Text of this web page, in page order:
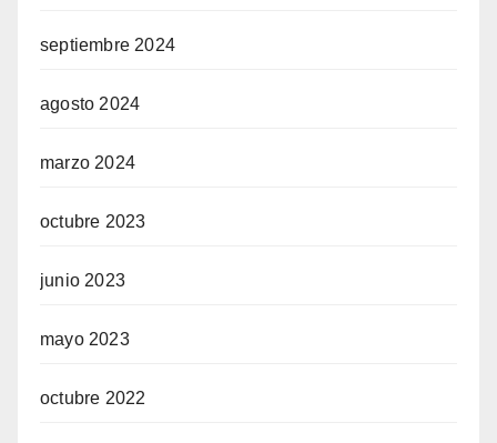
septiembre 2024
agosto 2024
marzo 2024
octubre 2023
junio 2023
mayo 2023
octubre 2022